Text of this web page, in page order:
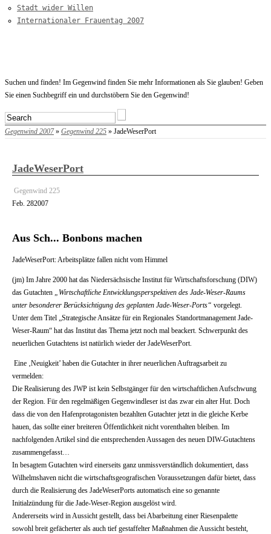
Stadt wider Willen
Internationaler Frauentag 2007
Startseite
Suchen und finden! Im Gegenwind finden Sie mehr Informationen als Sie glauben! Geben
Sie einen Suchbegriff ein und durchstöbern Sie den Gegenwind!
Gegenwind 2007» Gegenwind 225 » JadeWeserPort
JadeWeserPort
Gegenwind 225
Feb. 282007
Aus Sch... Bonbons machen
JadeWeserPort: Arbeitsplätze fallen nicht vom Himmel
(jm) Im Jahre 2000 hat das Niedersächsische Institut für Wirtschaftsforschung (DIW)
das Gutachten
„Wirtschaftliche Entwicklungsperspektiven des Jade-Weser-Raums
unter besonderer Berücksichtigung des geplanten Jade-Weser-Ports“ vorgelegt.
Unter dem Titel „Strategische Ansätze für ein Regionales Standortmanagement Jade-
Weser-Raum“ hat das Institut das Thema jetzt noch mal beackert. Schwerpunkt des
neuerlichen Gutachtens ist natürlich wieder der JadeWeserPort.
Eine ‚Neuigkeit’ haben die Gutachter in ihrer neuerlichen Auftragsarbeit zu
vermelden:
Die Realisierung des JWP ist kein Selbstgänger für den wirtschaftlichen Aufschwung
der Region. Für den regelmäßigen Gegenwindleser ist das zwar ein alter Hut. Doch
dass die von den Hafenprotagonisten bezahlten Gutachter jetzt in die gleiche Kerbe
hauen, das sollte einer breiteren Öffentlichkeit nicht vorenthalten bleiben. Im
nachfolgenden Artikel sind die entsprechenden Aussagen des neuen DIW-Gutachtens
zusammengefasst…
In besagtem Gutachten wird einerseits ganz unmissverständlich dokumentiert, dass
Wilhelmshaven nicht die wirtschaftsgeografischen Voraussetzungen dafür bietet, dass
durch die Realisierung des JadeWeserPorts automatisch eine so genannte
Initialzündung für die Jade-Weser-Region ausgelöst wird.
Andererseits wird in Aussicht gestellt, dass bei Abarbeitung einer Riesenpalette
sowohl breit gefächerter als auch tief gestaffelter Maßnahmen die Aussicht besteht,